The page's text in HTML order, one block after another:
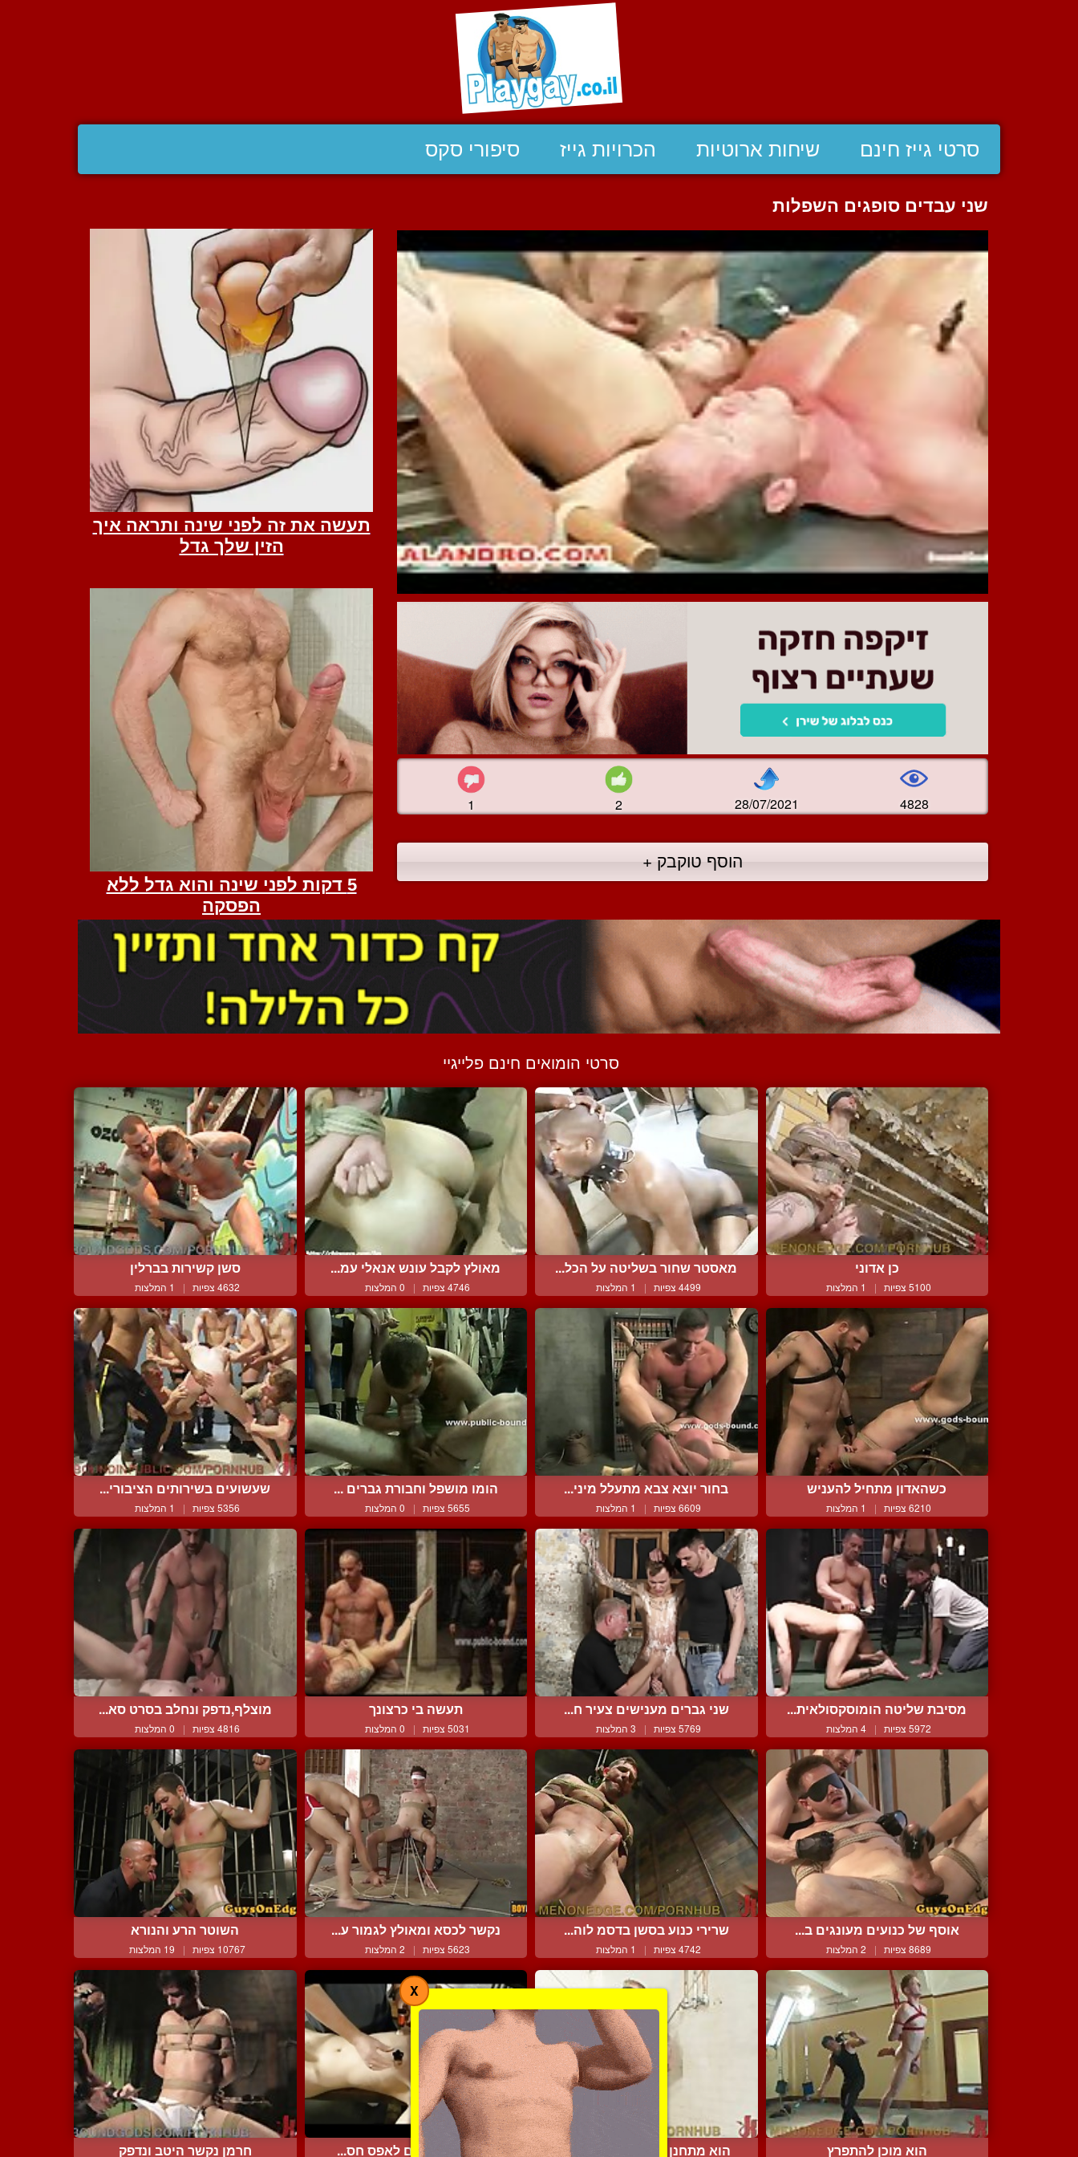
סרטי גייז חינם שיחות ארוטיות הכרויות גייז סיפורי סקס
שני עבדים סופגים השפלות
1 2 28/07/2021 4828
הוסף טוקבק +
סרטי הומואים חינם פלייגיי
כן אדוני
5100 צפיות | 1 המלצות
מאסטר שחור בשליטה על הכל...
4499 צפיות | 1 המלצות
מאולץ לקבל עונש אנאלי עמ...
4746 צפיות | 0 המלצות
סשן קשירות בברלין
4632 צפיות | 1 המלצות
כשהאדון מתחיל להעניש
6210 צפיות | 1 המלצות
בחור יוצא צבא מתעלל מיני...
6609 צפיות | 1 המלצות
הומו מושפל וחבורת גברים ...
5655 צפיות | 0 המלצות
שעשועים בשירותים הציבורי...
5356 צפיות | 1 המלצות
מסיבת שליטה הומוסקסולאית...
5972 צפיות | 4 המלצות
שני גברים מענישים צעיר ח...
5769 צפיות | 3 המלצות
תעשה בי כרצונך
5031 צפיות | 0 המלצות
מוצלף,נדפק ונחלב בסרט סא...
4816 צפיות | 0 המלצות
אוסף של כנועים מעונגים ב...
8689 צפיות | 2 המלצות
שרירי כנוע בסשן בדסמ לוה...
4742 צפיות | 1 המלצות
נקשר לכסא ומאולץ לגמור ע...
5623 צפיות | 2 המלצות
השוטר הרע והנורא
10767 צפיות | 19 המלצות
הוא מוכן להתפרץ הוא מתחנן שייאפשר לו לגמ... דגדוגים ועינויים לאפס חס... חרמן נקשר היטב ונדפק
X